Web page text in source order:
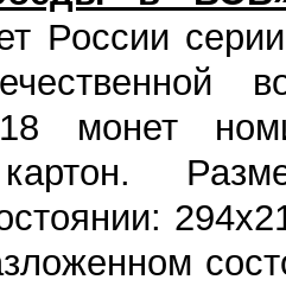
России
монет